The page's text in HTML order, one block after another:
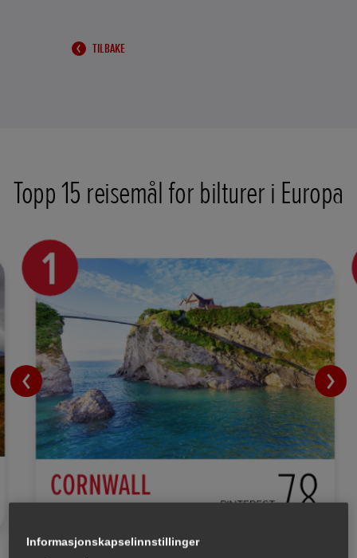
TILBAKE
Topp 15 reisemål for bilturer i Europa
Informasjonskapselinnstillinger